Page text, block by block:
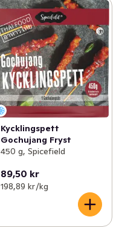
Kycklingspett
Gochujang Fryst
450 g, Spicefield
89,50 kr
198,89 kr /kg